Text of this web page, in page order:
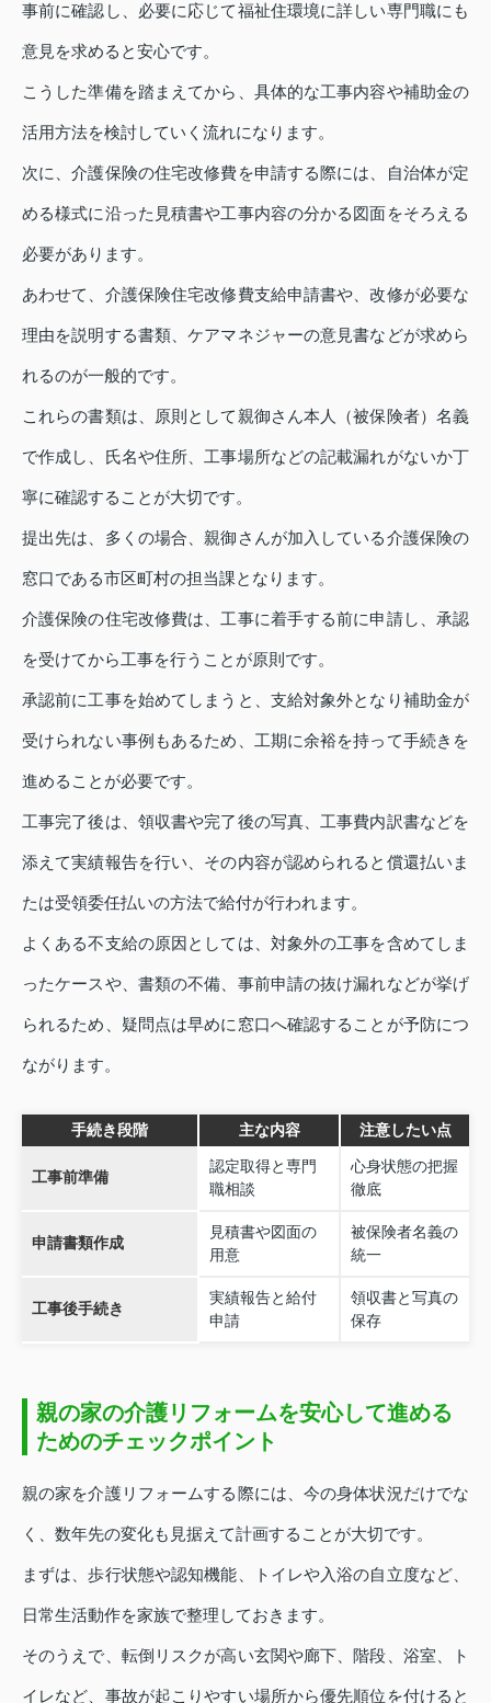
事前に確認し、必要に応じて福祉住環境に詳しい専門職にも
意見を求めると安心です。
こうした準備を踏まえてから、具体的な工事内容や補助金の
活用方法を検討していく流れになります。
次に、介護保険の住宅改修費を申請する際には、自治体が定
める様式に沿った見積書や工事内容の分かる図面をそろえる
必要があります。
あわせて、介護保険住宅改修費支給申請書や、改修が必要な
理由を説明する書類、ケアマネジャーの意見書などが求めら
れるのが一般的です。
これらの書類は、原則として親御さん本人（被保険者）名義
で作成し、氏名や住所、工事場所などの記載漏れがないか丁
寧に確認することが大切です。
提出先は、多くの場合、親御さんが加入している介護保険の
窓口である市区町村の担当課となります。
介護保険の住宅改修費は、工事に着手する前に申請し、承認
を受けてから工事を行うことが原則です。
承認前に工事を始めてしまうと、支給対象外となり補助金が
受けられない事例もあるため、工期に余裕を持って手続きを
進めることが必要です。
工事完了後は、領収書や完了後の写真、工事費内訳書などを
添えて実績報告を行い、その内容が認められると償還払いま
たは受領委任払いの方法で給付が行われます。
よくある不支給の原因としては、対象外の工事を含めてしま
ったケースや、書類の不備、事前申請の抜け漏れなどが挙げ
られるため、疑問点は早めに窓口へ確認することが予防につ
ながります。
手続き段階 主な内容 注意したい点
工事前準備
認定取得と専門
職相談
心身状態の把握
徹底
申請書類作成
見積書や図面の
用意
被保険者名義の
統一
工事後手続き
実績報告と給付
申請
領収書と写真の
保存
親の家の介護リフォームを安心して進める
ためのチェックポイント
親の家を介護リフォームする際には、今の身体状況だけでな
く、数年先の変化も見据えて計画することが大切です。
まずは、歩行状態や認知機能、トイレや入浴の自立度など、
日常生活動作を家族で整理しておきます。
そのうえで、転倒リスクが高い玄関や廊下、階段、浴室、ト
イレなど、事故が起こりやすい場所から優先順位を付けると